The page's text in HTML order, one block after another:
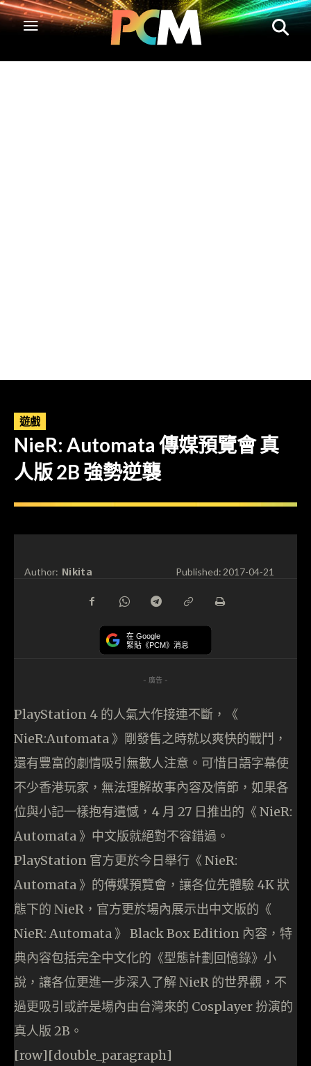
遊戲
NieR: Automata 傳媒預覽會 真
人版 2B 強勢逆襲
Author: Nikita Published:2017-04-21
在 Google
緊貼《PCM》消息
- 廣告 -
PlayStation 4 的人氣大作接連不斷，《
NieR:Automata 》剛發售之時就以爽快的戰鬥，
還有豐富的劇情吸引無數人注意。可惜日語字幕使
不少香港玩家，無法理解故事內容及情節，如果各
位與小記一樣抱有遺憾，4 月 27 日推出的《 NieR:
Automata 》中文版就絕對不容錯過。
PlayStation 官方更於今日舉行《 NieR:
Automata 》的傳媒預覽會，讓各位先體驗 4K 狀
態下的 NieR，官方更於場內展示出中文版的《
NieR: Automata 》 Black Box Edition 內容，特
典內容包括完全中文化的《型態計劃回憶錄》小
說，讓各位更進一步深入了解 NieR 的世界觀，不
過更吸引或許是場內由台灣來的 Cosplayer 扮演的
真人版 2B。
[row][double_paragraph]